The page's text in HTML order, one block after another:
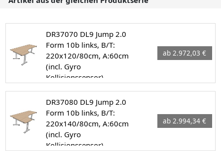
DR37070 DL9 Jump 2.0
Form 10b links, B/T:
220x120/80cm, A:60cm
(incl. Gyro
Kollisionssensor)
ab 2.972,03 €
DR37080 DL9 Jump 2.0
Form 10b links, B/T:
220x140/80cm, A:60cm
(incl. Gyro
Kollisionssensor)
ab 2.994,34 €